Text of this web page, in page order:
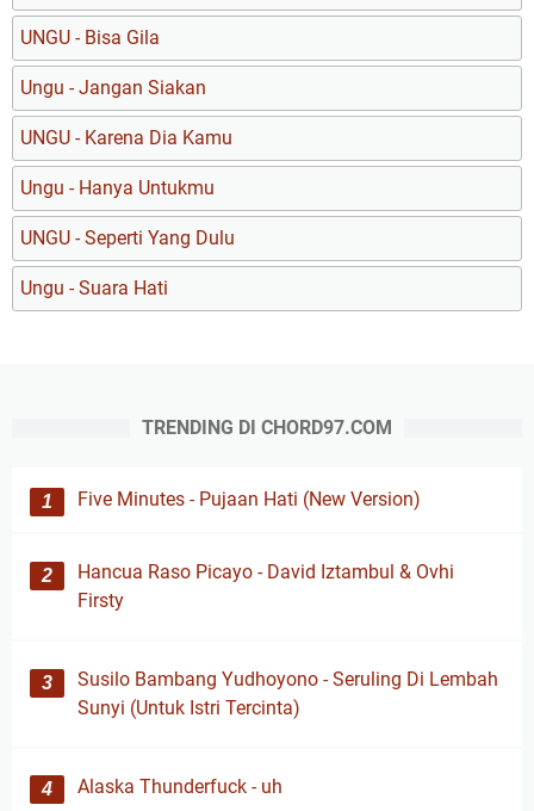
UNGU - Bisa Gila
Ungu - Jangan Siakan
UNGU - Karena Dia Kamu
Ungu - Hanya Untukmu
UNGU - Seperti Yang Dulu
Ungu - Suara Hati
TRENDING DI CHORD97.COM
Five Minutes - Pujaan Hati (New Version)
Hancua Raso Picayo - David Iztambul & Ovhi
Firsty
Susilo Bambang Yudhoyono - Seruling Di Lembah
Sunyi (Untuk Istri Tercinta)
Alaska Thunderfuck - uh